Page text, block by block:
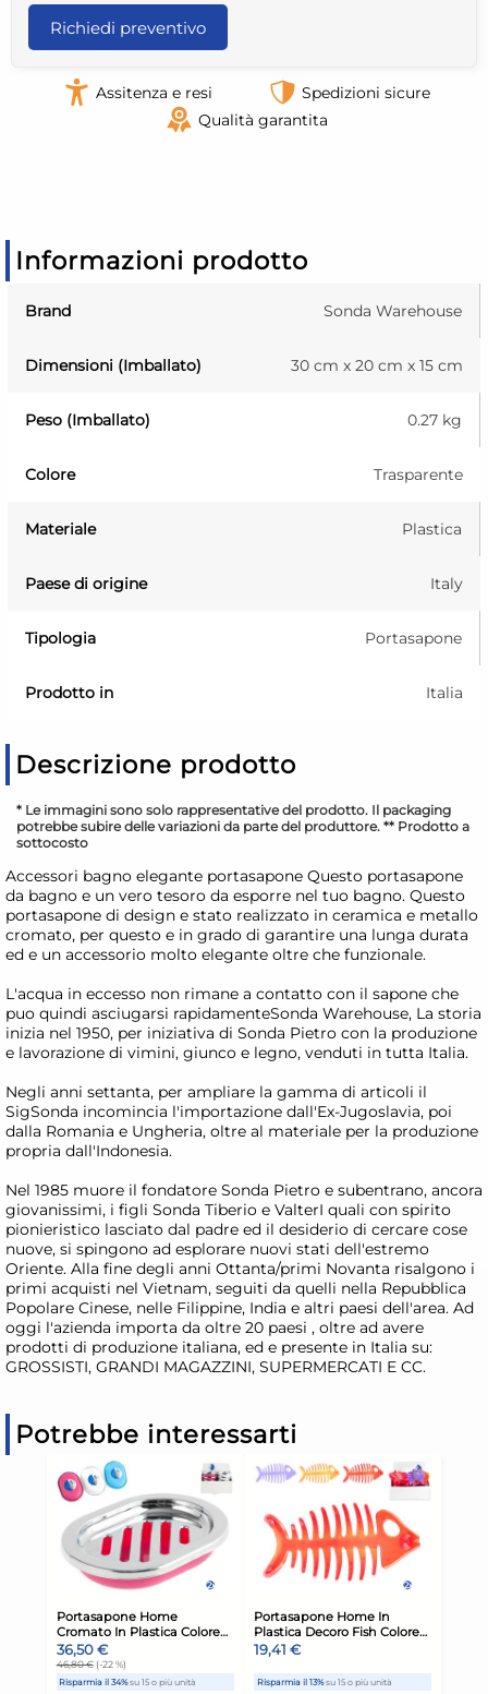
Richiedi preventivo
Assitenza e resi
Spedizioni sicure
Qualità garantita
Informazioni prodotto
Brand Sonda Warehouse
Dimensioni (Imballato) 30 cm x 20 cm x 15 cm
Peso (Imballato) 0.27 kg
Colore Trasparente
Materiale Plastica
Paese di origine Italy
Tipologia Portasapone
Prodotto in Italia
Descrizione prodotto
* Le immagini sono solo rappresentative del prodotto. Il packaging
potrebbe subire delle variazioni da parte del produttore. ** Prodotto a
sottocosto
Accessori bagno elegante portasapone Questo portasapone
da bagno e un vero tesoro da esporre nel tuo bagno. Questo
portasapone di design e stato realizzato in ceramica e metallo
cromato, per questo e in grado di garantire una lunga durata
ed e un accessorio molto elegante oltre che funzionale.
L'acqua in eccesso non rimane a contatto con il sapone che
puo quindi asciugarsi rapidamenteSonda Warehouse, La storia
inizia nel 1950, per iniziativa di Sonda Pietro con la produzione
e lavorazione di vimini, giunco e legno, venduti in tutta Italia.
Negli anni settanta, per ampliare la gamma di articoli il
SigSonda incomincia l'importazione dall'Ex-Jugoslavia, poi
dalla Romania e Ungheria, oltre al materiale per la produzione
propria dall'Indonesia.
Nel 1985 muore il fondatore Sonda Pietro e subentrano, ancora
giovanissimi, i figli Sonda Tiberio e ValterI quali con spirito
pionieristico lasciato dal padre ed il desiderio di cercare cose
nuove, si spingono ad esplorare nuovi stati dell'estremo
Oriente. Alla fine degli anni Ottanta/primi Novanta risalgono i
primi acquisti nel Vietnam, seguiti da quelli nella Repubblica
Popolare Cinese, nelle Filippine, India e altri paesi dell'area. Ad
oggi l'azienda importa da oltre 20 paesi , oltre ad avere
prodotti di produzione italiana, ed e presente in Italia su:
GROSSISTI, GRANDI MAGAZZINI, SUPERMERCATI E CC.
Potrebbe interessarti